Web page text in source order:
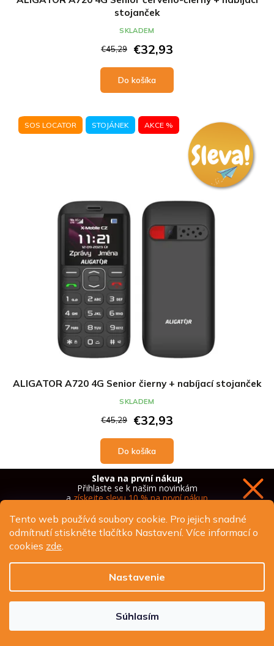
Tento web používá soubory cookie. Pro jejich snadné
odmítnutí stiskněte tlačítko Nastavení. Více informací o
cookies zde.
Nastavenie
Súhlasím
stojanček
€45,29 €32,93
Do košíka
SKLADEM
SOS LOCATOR STOJÁNEK AKCE %
ALIGATOR A720 4G Senior čierny + nabíjací stojanček
€45,29 €32,93
Do košíka
SKLADEM
SOS LOCATOR STOJÁNEK
Sleva na první nákup
Přihlaste se k našim novinkám
azískejte slevu 10 % na první nákup
Ochrana osobních údajů